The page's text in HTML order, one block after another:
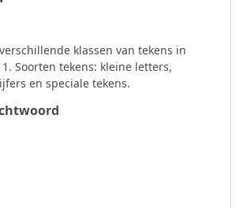
klassen van tekens in
Soorten tekens: kleine letters,
en speciale tekens.